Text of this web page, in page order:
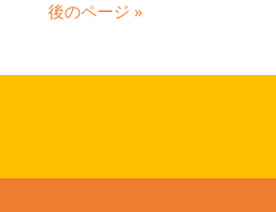
後のページ »